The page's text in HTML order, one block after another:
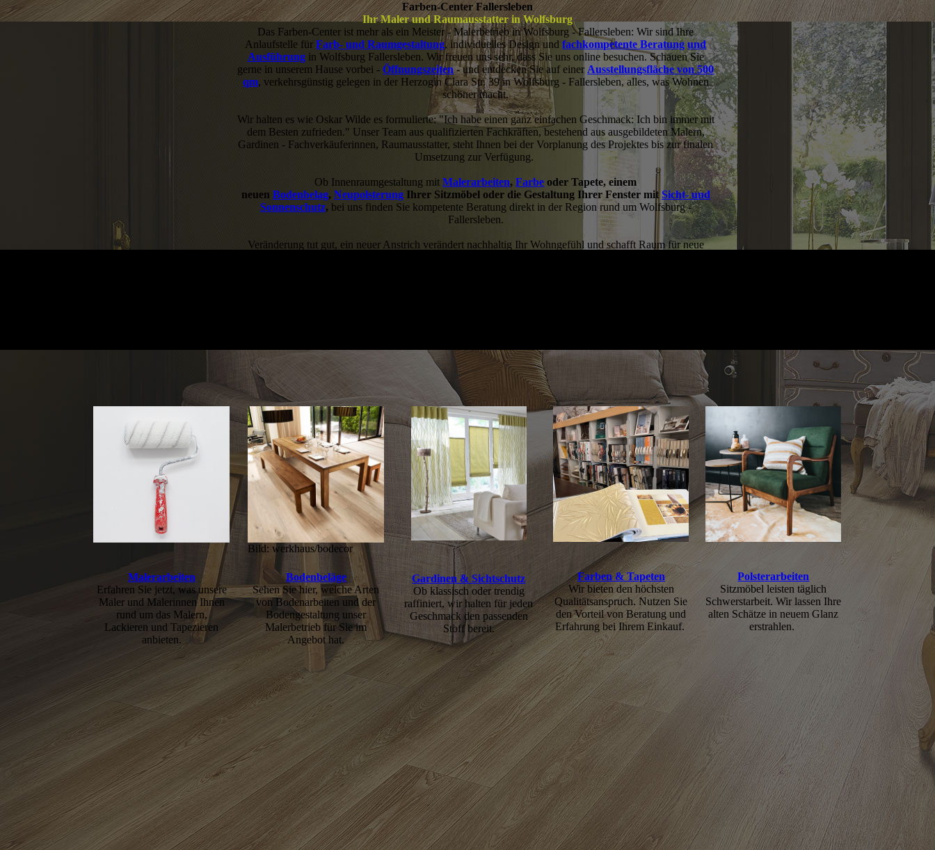
Farben-Center Fallersleben
Ihr Maler und Raumausstatter in Wolfsburg
Das Farben-Center ist mehr als ein Meister - Malerbetrieb in Wolfsburg - Fallersleben: Wir sind Ihre
Anlaufstelle fürFarb- und Raumgestaltung, individuelles Design undfachkompetente Beratung und
Ausführungin Wolfsburg Fallersleben. Wir freuen uns sehr, dass Sie uns online besuchen. Schauen Sie
gerne in unserem Hause vorbei -Öffnungszeiten- und entdecken Sie auf einer Ausstellungsfläche von 500
qm, verkehrsgünstig gelegen in der Herzogin Clara Str. 39 in Wolfsburg - Fallersleben, alles, was Wohnen
schöner macht.
Wir halten es wie Oskar Wilde es formulierte: "Ich habe einen ganz einfachen Geschmack: Ich bin immer mit
dem Besten zufrieden." Unser Team aus qualifizierten Fachkräften, bestehend aus ausgebildeten Malern,
Gardinen - Fachverkäuferinnen, Raumausstatter, steht Ihnen bei der Vorplanung des Projektes bis zur finalen
Umsetzung zur Verfügung.
Ob Innenraumgestaltung mitMalerarbeiten,Farbe oder Tapete, einem
neuen Bodenbelag, NeupolsterungIhrer Sitzmöbel oder die Gestaltung Ihrer Fenster mit Sicht- und
Sonnenschutz, bei uns finden Sie kompetente Beratung direkt in der Region rund um Wolfsburg -
Fallersleben.
Veränderung tut gut, ein neuer Anstrich verändert nachhaltig Ihr Wohngefühl und schafft Raum für neue
Malerarbeiten
Erfahren Sie jetzt, was unsere
Maler und Malerinnen Ihnen
rund um das Malern,
Lackieren und Tapezieren
anbieten.
Bild: werkhaus/bodecor
Bodenbeläge
Sehen Sie hier, welche Arten
von Boden­arbeiten und der
Boden­gestaltung unser
Malerbetrieb für Sie im
Angebot hat.
Gardinen & Sichtschutz
Ob klassisch oder trendig
raffiniert, wir halten für jeden
Geschmack den passenden
Stoff bereit.
Farben & Tapeten
Wir bieten den höchsten
Qualitäts­anspruch. Nutzen Sie
den Vorteil von Beratung und
Erfahrung bei Ihrem Einkauf.
Polsterarbeiten
Sitzmöbel leisten täglich
Schwerst­arbeit. Wir lassen Ihre
alten Schätze in neuem Glanz
erstrahlen.